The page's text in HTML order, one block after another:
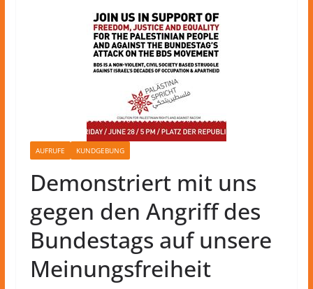
AUFRUFE KUNDGEBUNG
Demonstriert mit uns
gegen den Angriff des
Bundestags auf unsere
Meinungsfreiheit